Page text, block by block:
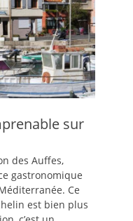
sur
des Auffes,
gastronomique
Ce
est bien plus